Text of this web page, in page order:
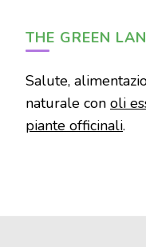
THE GREEN
Salute,
naturale con oli
piante officinali.